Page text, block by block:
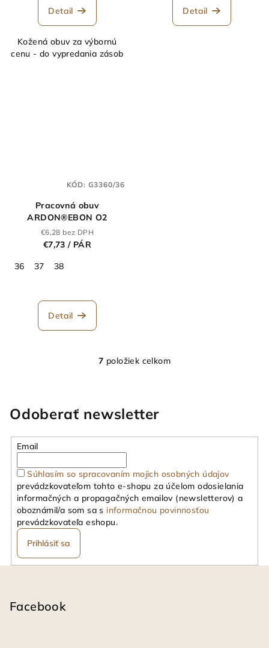
Detail
Kožená obuv za výbornú
cenu - do vypredania zásob
Detail
Pracovná obuv
ARDON®EBON O2
€6,28 bez DPH
€7,73/ PÁR
36
37 38
Detail
KÓD: G3360/36
O
á
d
a
e
p
r
7 položiek celkom
Odoberať newsletter
Email
Súhlasím so spracovaním mojich osobných údajov
prevádzkovateľom tohto e-shopu za účelom odosielania
informačných a propagačných emailov (newsletterov) a
oboznámil/a som sa s informačnou povinnosťou
prevádzkovateľa eshopu.
Prihlásiť sa
Facebook